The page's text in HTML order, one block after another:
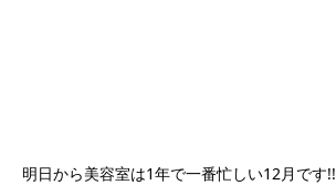
明日から美容室は1年で一番忙しい12月です!!